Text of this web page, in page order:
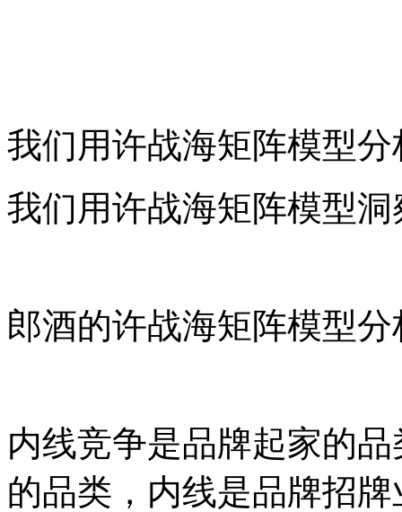
我们用许战海矩阵模型
我们用许战海矩阵模型
郎酒的许战海矩阵模型分
内线竞争是品牌起家的
的品类，内线是品牌招